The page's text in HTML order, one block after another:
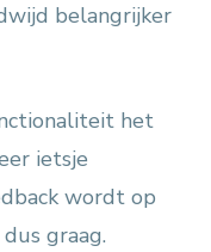
belangrijker
het
ietsje
wordt op
graag.